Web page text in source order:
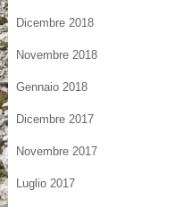
Dicembre 2018
Novembre 2018
Gennaio 2018
Dicembre 2017
Novembre 2017
Luglio 2017